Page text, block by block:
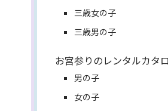
三歳女の子
三歳男の子
お宮参りのレンタルカタ
男の子
女の子